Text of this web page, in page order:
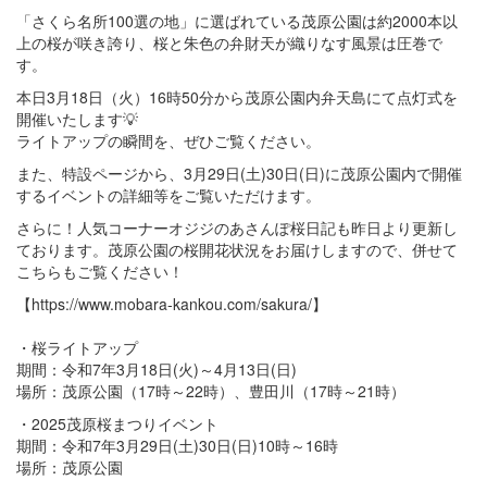
「さくら名所100選の地」に選ばれている茂原公園は約2000本以
上の桜が咲き誇り、桜と朱色の弁財天が織りなす風景は圧巻で
す。
本日3月18日（火）16時50分から茂原公園内弁天島にて点灯式を
開催いたします💡
ライトアップの瞬間を、ぜひご覧ください。
また、特設ページから、3月29日(土)30日(日)に茂原公園内で開催
するイベントの詳細等をご覧いただけます。
さらに！人気コーナーオジジのあさんぽ桜日記も昨日より更新し
ております。茂原公園の桜開花状況をお届けしますので、併せて
こちらもご覧ください！
【https://www.mobara-kankou.com/sakura/】
・桜ライトアップ
期間：令和7年3月18日(火)～4月13日(日)
場所：茂原公園（17時～22時）、豊田川（17時～21時）
・2025茂原桜まつりイベント
期間：令和7年3月29日(土)30日(日)10時～16時
場所：茂原公園